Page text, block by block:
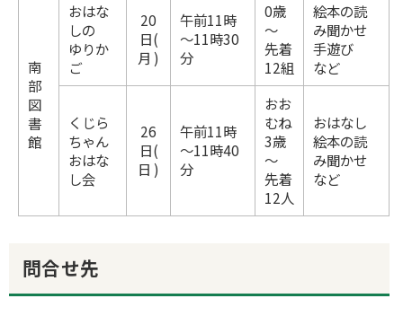
南
部
図
書
館
おはな
しの
ゆりか
ご
20
日(
月 )
午前11時
～11時30
分
0歳
～
先着
12組
絵本の読
み聞かせ
手遊び
など
くじら
ちゃん
おはな
し会
26
日(
日 )
午前11時
～11時40
分
おお
むね
3歳
～
先着
12人
おはなし
絵本の読
み聞かせ
など
問合せ先